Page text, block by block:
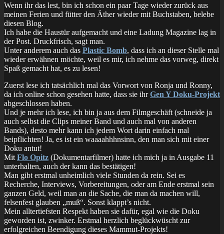
Wenn ihr das lest, bin ich schon ein paar Tage wieder zurück aus
meinen Ferien und fütter den Äther wieder mit Buchstaben, belebe
diesen Blog.
Ich habe die Haustür aufgemacht und eine Ladung Magazine lag in
der Post. Druckfrisch, sagt man.
Unter anderem auch das Plastic Bomb, dass ich an dieser Stelle mal
wieder erwähnen möchte, weil es mir, ich nehme das vorweg, direkt
Spaß gemacht hat, es zu lesen!
Zuerst lese ich tatsächlich mal das Vorwort von Ronja und Ronny,
da ich online schon gesehen hatte, dass sie ihrGen Y Doku-Projekt
abgeschlossen haben.
Und je mehr ich lese, ich bin ja aus dem Filmgeschäft (schneide ja
auch selbst die Clips meiner Band und auch mal von anderen
Bands), desto mehr kann ich jedem Wort darin einfach mal
beipflichten! Ja, es ist ein waaaahhhnsinn, den man sich mit einer
Doku antut!
Mit Flo Opitz (Dokumentarfilmer) hatte ich mich ja in Ausgabe 11
unterhalten, auch der kann das bestätigen!
Man gibt erstmal unheimlich viele Stunden da rein. Sei es
Recherche, Interviews, Vorbereitungen, oder am Ende erstmal sein
ganzen Geld, weil man an die Sache, die man da machen will,
felsenfest glauben „muß“. Sonst klappt’s nicht.
Mein alltertiefsten Respekt haben sie dafür, egal wie die Doku
geworden ist, zwinker. Erstmal herzlich beglückwüscht zur
erfolgreichen Beendigung dieses Mammut-Projekts!